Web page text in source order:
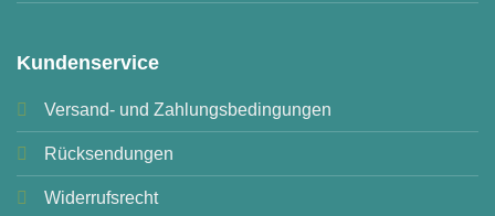
Kundenservice
Versand- und Zahlungsbedingungen
Rücksendungen
Widerrufsrecht